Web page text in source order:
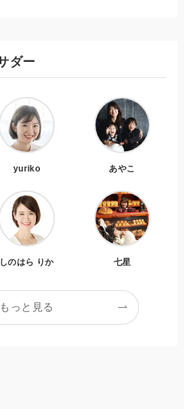
ダー
yuriko あやこ
しのはら りか 七星
もっと見る